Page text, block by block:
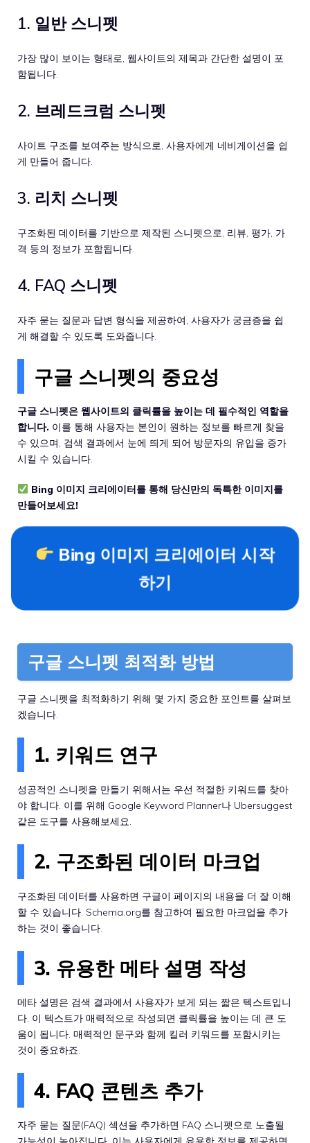
1. 일반 스니펫
가장 많이 보이는 형태로, 웹사이트의 제목과 간단한 설명이 포
함됩니다.
2. 브레드크럼 스니펫
사이트 구조를 보여주는 방식으로, 사용자에게 네비게이션을 쉽
게 만들어 줍니다.
3. 리치 스니펫
구조화된 데이터를 기반으로 제작된 스니펫으로, 리뷰, 평가, 가
격 등의 정보가 포함됩니다.
4. FAQ 스니펫
자주 묻는 질문과 답변 형식을 제공하여, 사용자가 궁금증을 쉽
게 해결할 수 있도록 도와줍니다.
구글 스니펫의 중요성
구글 스니펫은 웹사이트의 클릭률을 높이는 데 필수적인 역할을
합니다. 이를 통해 사용자는 본인이 원하는 정보를 빠르게 찾을
수 있으며, 검색 결과에서 눈에 띄게 되어 방문자의 유입을 증가
시킬 수 있습니다.
Bing 이미지 크리에이터를 통해 당신만의 독특한 이미지를
만들어보세요!
Bing 이미지 크리에이터 시작
하기
구글 스니펫 최적화 방법
구글 스니펫을 최적화하기 위해 몇 가지 중요한 포인트를 살펴보
겠습니다.
1. 키워드 연구
성공적인 스니펫을 만들기 위해서는 우선 적절한 키워드를 찾아
야 합니다. 이를 위해 Google Keyword Planner나 Ubersuggest
같은 도구를 사용해보세요.
2. 구조화된 데이터 마크업
구조화된 데이터를 사용하면 구글이 페이지의 내용을 더 잘 이해
할 수 있습니다. Schema.org를 참고하여 필요한 마크업을 추가
하는 것이 좋습니다.
3. 유용한 메타 설명 작성
메타 설명은 검색 결과에서 사용자가 보게 되는 짧은 텍스트입니
다. 이 텍스트가 매력적으로 작성되면 클릭률을 높이는 데 큰 도
움이 됩니다. 매력적인 문구와 함께 킬러 키워드를 포함시키는
것이 중요하죠.
4. FAQ 콘텐츠 추가
자주 묻는 질문(FAQ) 섹션을 추가하면 FAQ 스니펫으로 노출될